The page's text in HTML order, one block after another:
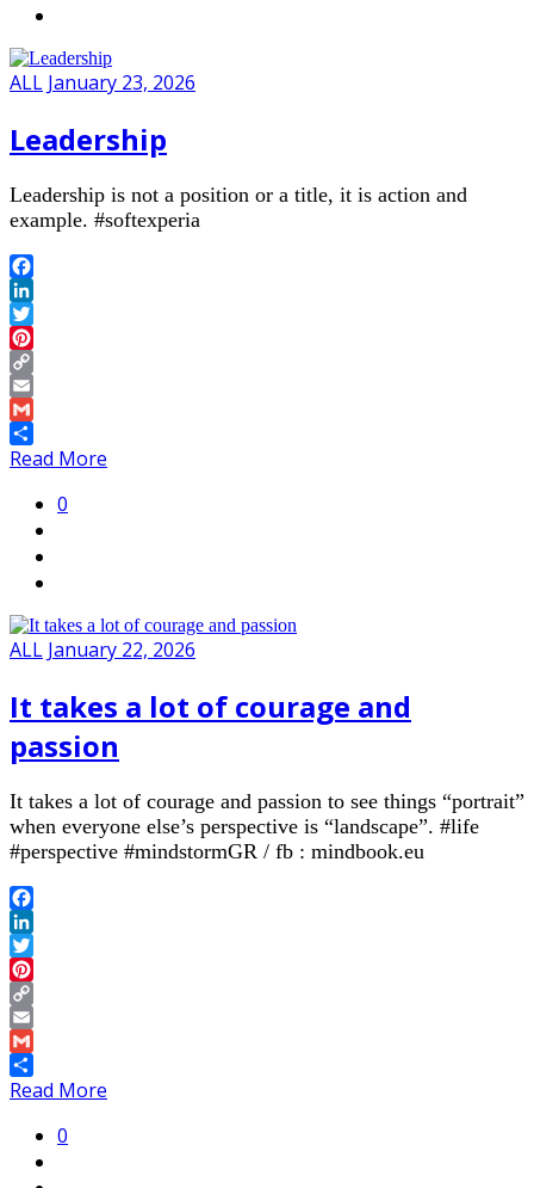
ALL January 23, 2026
Leadership
Leadership is not a position or a title, it is action and
example. #softexperia
Facebook
LinkedIn
Twitter
Pinterest
Copy
Link
Email
Gmail
Share
Read More
0
ALL January 22, 2026
It takes a lot of courage and
passion
It takes a lot of courage and passion to see things “portrait”
when everyone else’s perspective is “landscape”. #life
#perspective #mindstormGR / fb : mindbook.eu
Facebook
LinkedIn
Twitter
Pinterest
Copy
Link
Email
Gmail
Share
Read More
0